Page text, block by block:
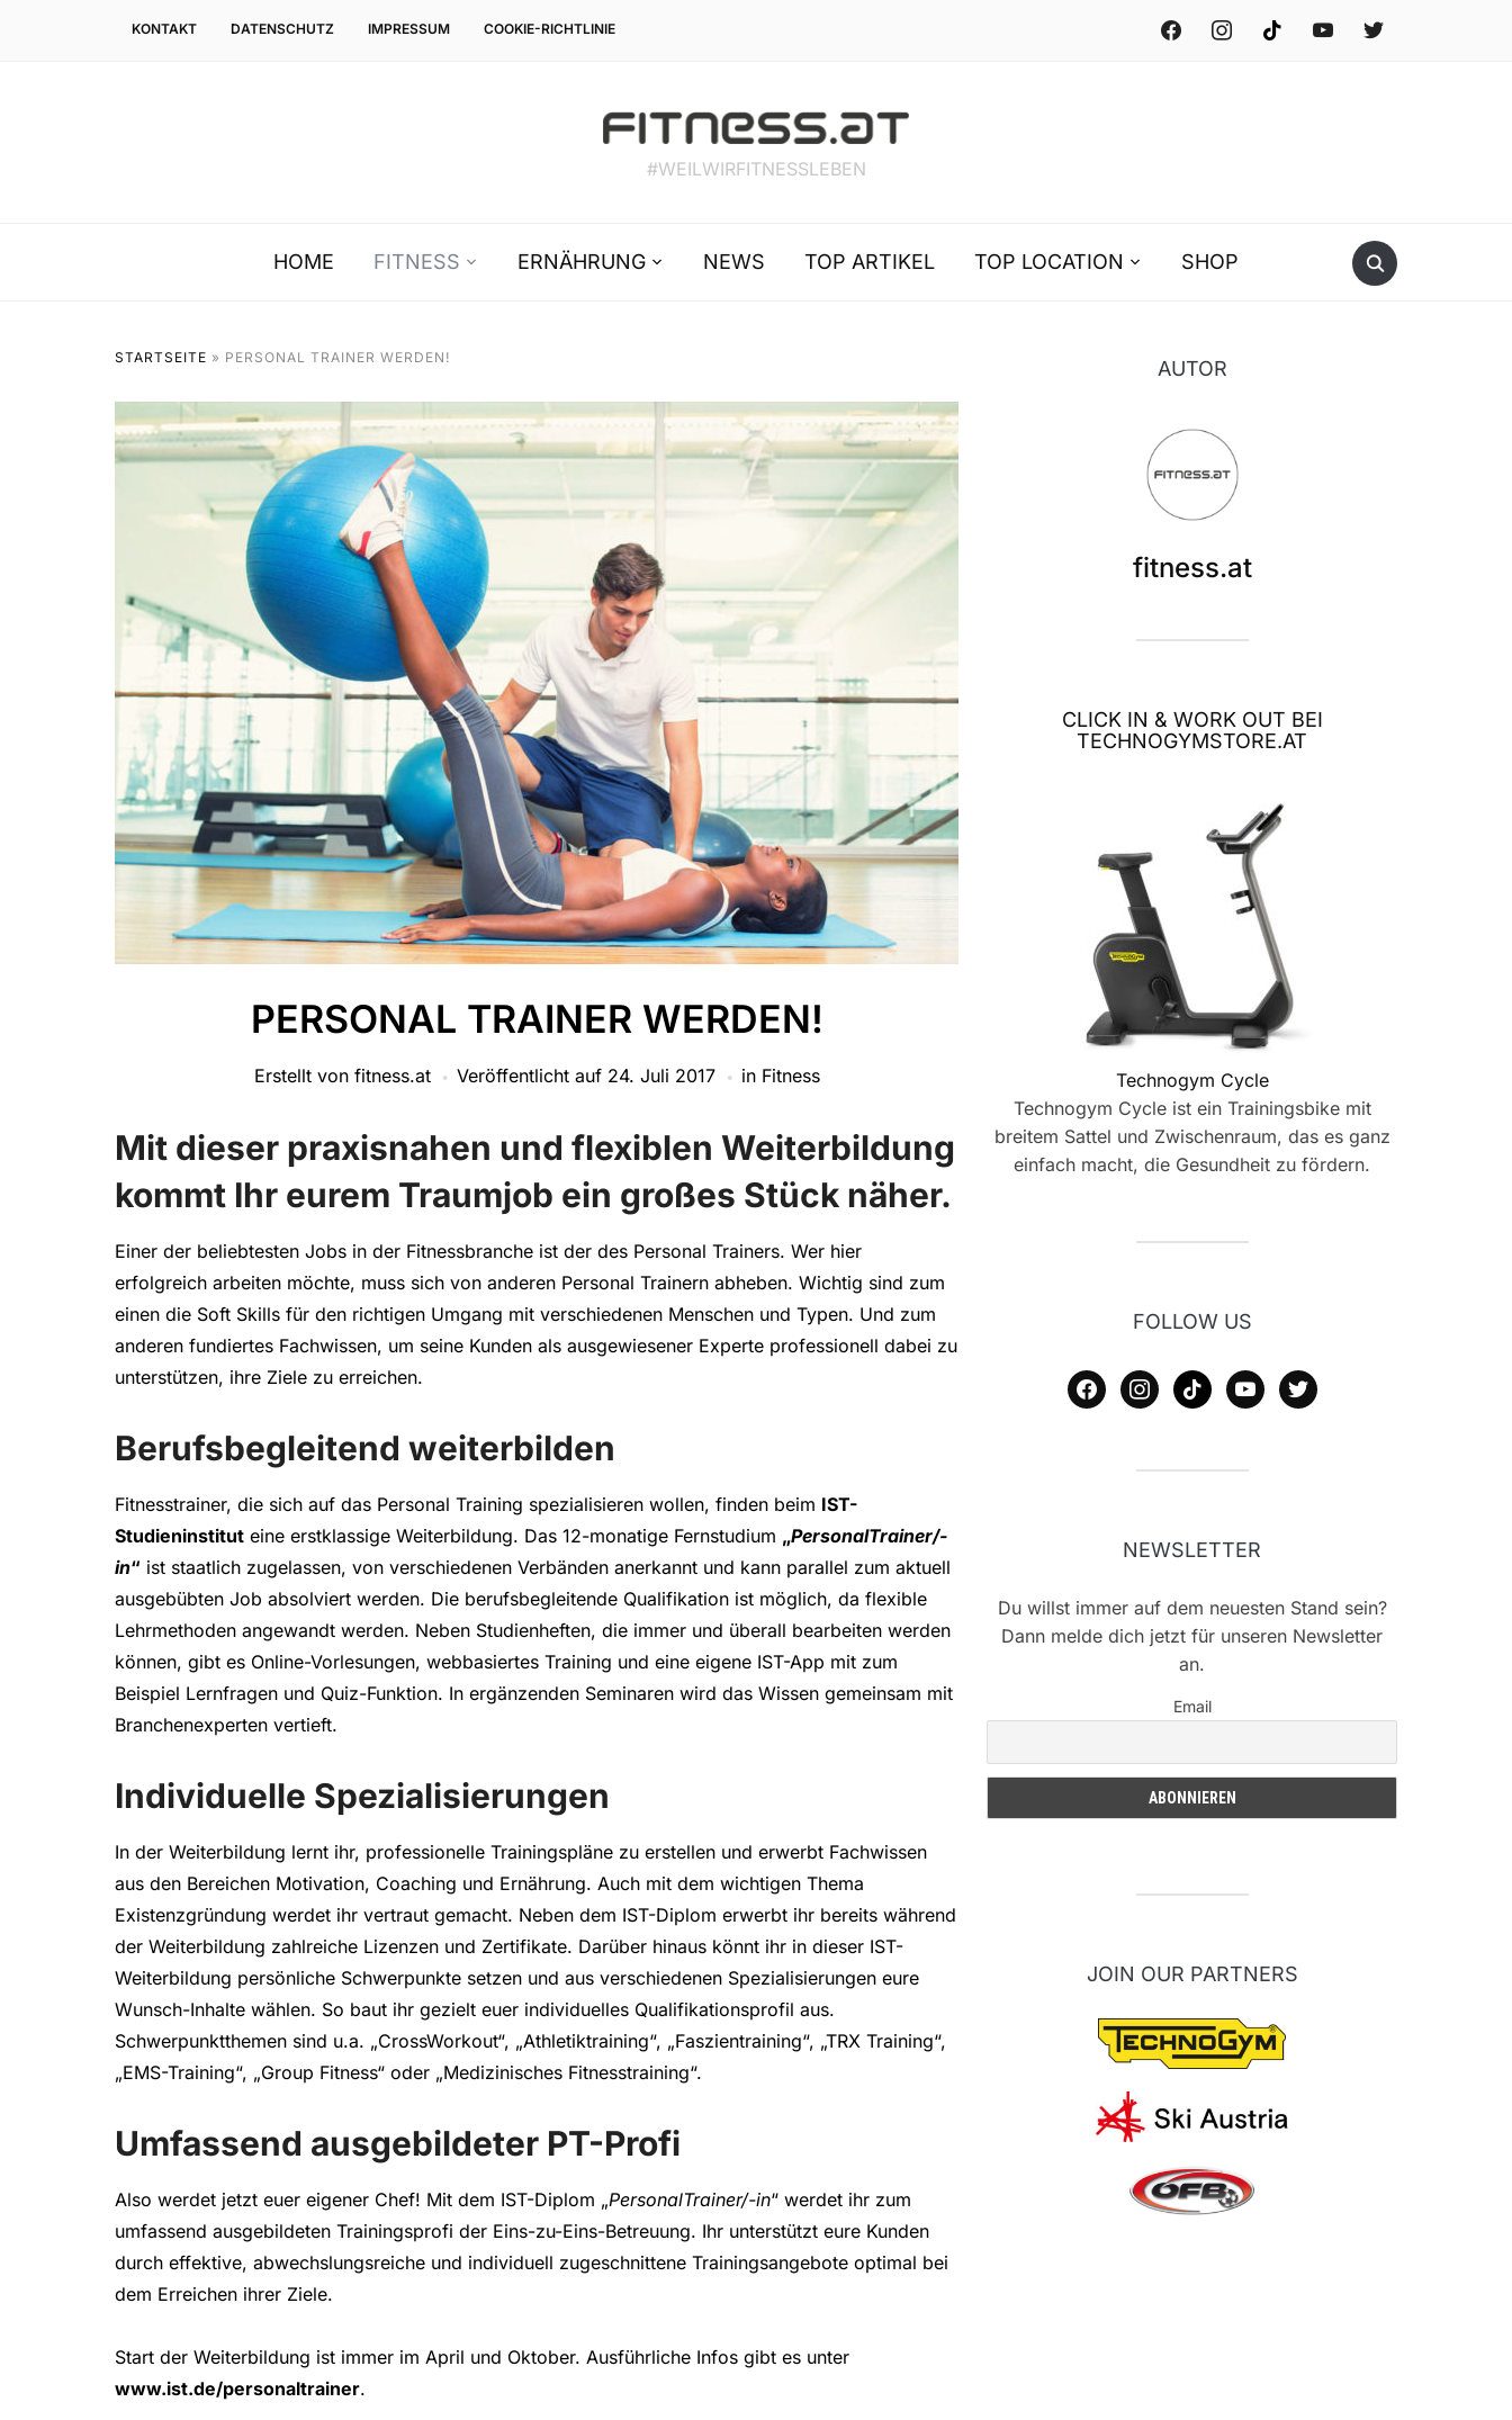
facebook instagramtiktok youtube twitter
KONTAKT DATENSCHUTZ IMPRESSUM COOKIE-RICHTLINIE
#WEILWIRFITNESSLEBEN
HOME FITNESS ERNÄHRUNG NEWS TOP ARTIKEL TOP LOCATION SHOP
STARTSEITE » PERSONAL TRAINER WERDEN!
PERSONAL TRAINER WERDEN!
Erstellt von fitness.at Veröffentlicht auf 24. Juli 2017 in Fitness
Mit dieser praxisnahen und flexiblen Weiterbildung
kommt Ihr eurem Traumjob ein großes Stück näher.
Einer der beliebtesten Jobs in der Fitnessbranche ist der des Personal Trainers. Wer hier
erfolgreich arbeiten möchte, muss sich von anderen Personal Trainern abheben. Wichtig sind zum
einen die Soft Skills für den richtigen Umgang mit verschiedenen Menschen und Typen. Und zum
anderen fundiertes Fachwissen, um seine Kunden als ausgewiesener Experte professionell dabei zu
unterstützen, ihre Ziele zu erreichen.
Berufsbegleitend weiterbilden
Fitnesstrainer, die sich auf das Personal Training spezialisieren wollen, finden beim IST-
Studieninstitut eine erstklassige Weiterbildung. Das 12-monatige Fernstudium „PersonalTrainer/-
in“ ist staatlich zugelassen, von verschiedenen Verbänden anerkannt und kann parallel zum aktuell
ausgebübten Job absolviert werden. Die berufsbegleitende Qualifikation ist möglich, da flexible
Lehrmethoden angewandt werden. Neben Studienheften, die immer und überall bearbeiten werden
können, gibt es Online-Vorlesungen, webbasiertes Training und eine eigene IST-App mit zum
Beispiel Lernfragen und Quiz-Funktion. In ergänzenden Seminaren wird das Wissen gemeinsam mit
Branchenexperten vertieft.
Individuelle Spezialisierungen
In der Weiterbildung lernt ihr, professionelle Trainingspläne zu erstellen und erwerbt Fachwissen
aus den Bereichen Motivation, Coaching und Ernährung. Auch mit dem wichtigen Thema
Existenzgründung werdet ihr vertraut gemacht. Neben dem IST-Diplom erwerbt ihr bereits während
der Weiterbildung zahlreiche Lizenzen und Zertifikate. Darüber hinaus könnt ihr in dieser IST-
Weiterbildung persönliche Schwerpunkte setzen und aus verschiedenen Spezialisierungen eure
Wunsch-Inhalte wählen. So baut ihr gezielt euer individuelles Qualifikationsprofil aus.
Schwerpunktthemen sind u.a. „CrossWorkout“, „Athletiktraining“, „Faszientraining“, „TRX Training“,
„EMS-Training“, „Group Fitness“ oder „Medizinisches Fitnesstraining“.
Umfassend ausgebildeter PT-Profi
Also werdet jetzt euer eigener Chef! Mit dem IST-Diplom „PersonalTrainer/-in“ werdet ihr zum
umfassend ausgebildeten Trainingsprofi der Eins-zu-Eins-Betreuung. Ihr unterstützt eure Kunden
durch effektive, abwechslungsreiche und individuell zugeschnittene Trainingsangebote optimal bei
dem Erreichen ihrer Ziele.
Start der Weiterbildung ist immer im April und Oktober. Ausführliche Infos gibt es unter
www.ist.de/personaltrainer.
AUTOR
fitness.at
CLICK IN & WORK OUT BEI
TECHNOGYMSTORE.AT
Technogym Cycle
Technogym Cycle ist ein Trainingsbike mit
breitem Sattel und Zwischenraum, das es ganz
einfach macht, die Gesundheit zu fördern.
FOLLOW US
facebookinstagram
tiktok youtubetwitter
NEWSLETTER
Du willst immer auf dem neuesten Stand sein?
Dann melde dich jetzt für unseren Newsletter
an.
Email
JOIN OUR PARTNERS